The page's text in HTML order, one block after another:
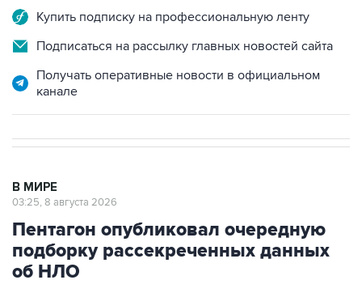
Купить подписку на профессиональную ленту
Подписаться на рассылку главных новостей сайта
Получать оперативные новости в официальном
канале
В МИРЕ
03:25, 8 августа 2026
Пентагон опубликовал очередную
подборку рассекреченных данных
об НЛО